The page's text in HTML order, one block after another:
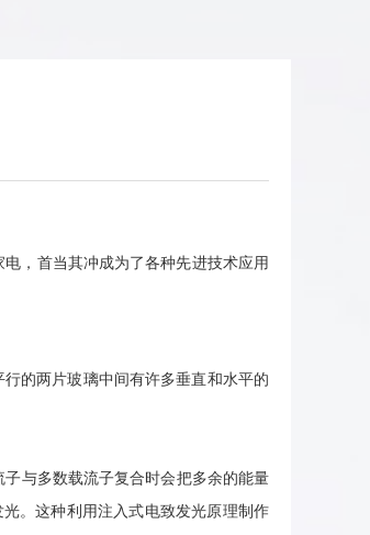
，首当其冲成为了各种先进技术应用
的两片玻璃中间有许多垂直和水平的
与多数载流子复合时会把多余的能量
。这种利用注入式电致发光原理制作